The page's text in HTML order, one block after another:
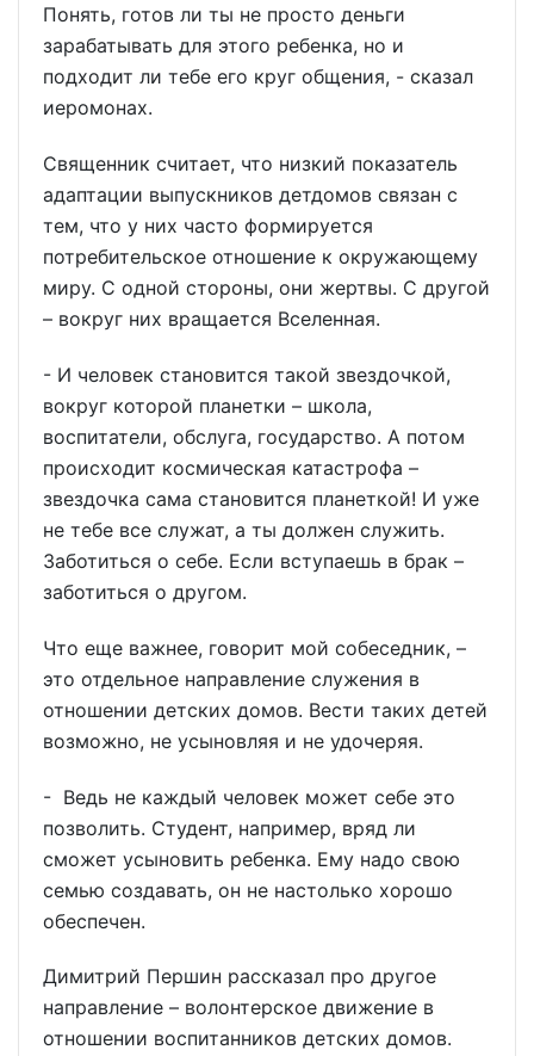
Понять, готов ли ты не просто деньги
зарабатывать для этого ребенка, но и
подходит ли тебе его круг общения, - сказал
иеромонах.
Священник считает, что низкий показатель
адаптации выпускников детдомов связан с
тем, что у них часто формируется
потребительское отношение к окружающему
миру. С одной стороны, они жертвы. С другой
– вокруг них вращается Вселенная.
- И человек становится такой звездочкой,
вокруг которой планетки – школа,
воспитатели, обслуга, государство. А потом
происходит космическая катастрофа –
звездочка сама становится планеткой! И уже
не тебе все служат, а ты должен служить.
Заботиться о себе. Если вступаешь в брак –
заботиться о другом.
Что еще важнее, говорит мой собеседник, –
это отдельное направление служения в
отношении детских домов. Вести таких детей
возможно, не усыновляя и не удочеряя.
- Ведь не каждый человек может себе это
позволить. Студент, например, вряд ли
сможет усыновить ребенка. Ему надо свою
семью создавать, он не настолько хорошо
обеспечен.
Димитрий Першин рассказал про другое
направление – волонтерское движение в
отношении воспитанников детских домов.